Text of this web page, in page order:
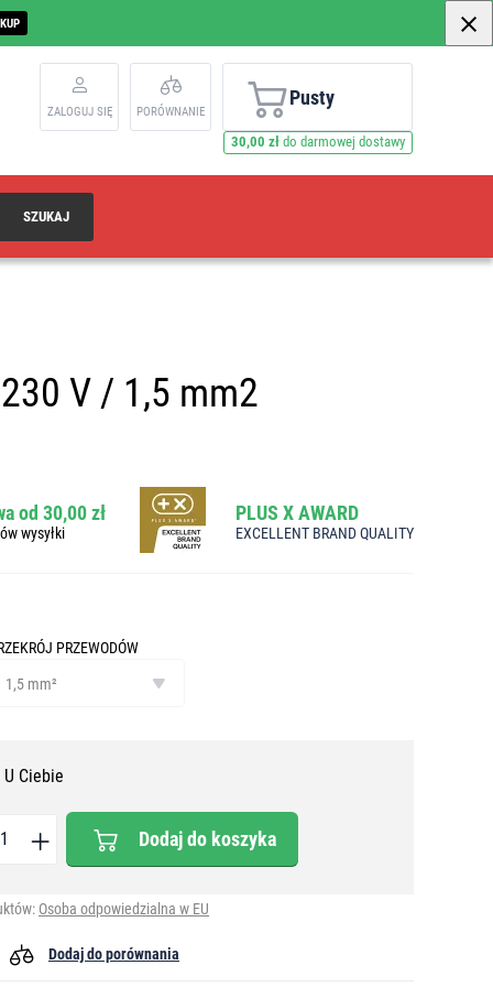
ZALOGUJ SIĘ PORÓWNANIE
Pusty
30,00 złdo darmowej dostawy
SZUKAJ
V / 1,5 mm2
od 30,00 zł
wysyłki
PLUS X AWARD
EXCELLENT BRAND QUALITY
PRZEWODÓW
1,5 mm²
Ciebie
Dodaj do koszyka
Osoba odpowiedzialna w EU
Dodaj do porównania